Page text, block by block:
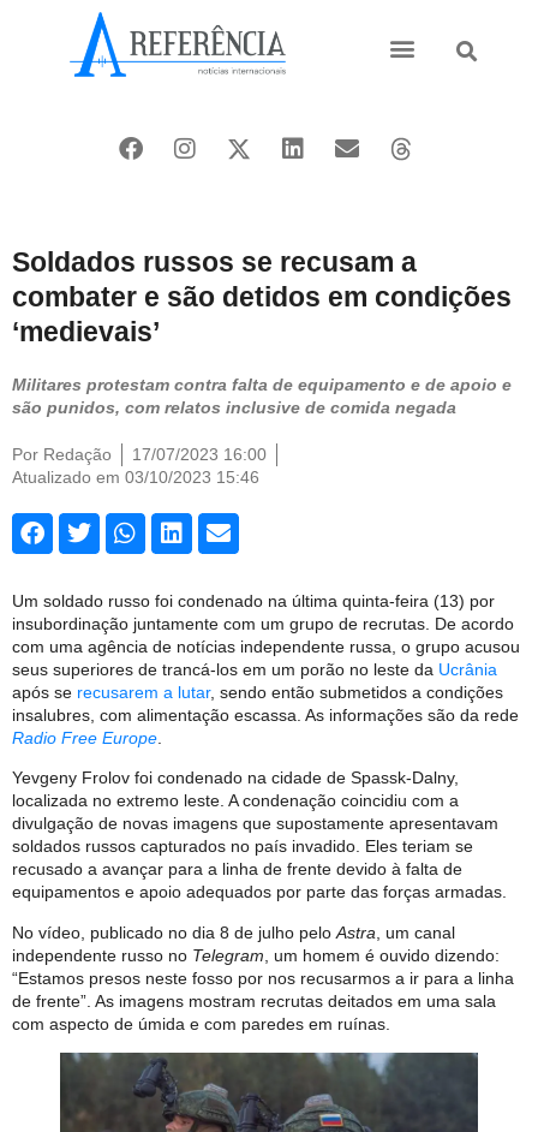
Soldados russos se recusam a
combater e são detidos em condições
‘medievais’
Militares protestam contra falta de equipamento e de apoio e
são punidos, com relatos inclusive de comida negada
Por Redação
17/07/2023 16:00
Atualizado em 03/10/2023 15:46
Um soldado russo foi condenado na última quinta-feira (13) por
insubordinação juntamente com um grupo de recrutas. De acordo
com uma agência de notícias independente russa, o grupo acusou
seus superiores de trancá-los em um porão no leste da Ucrânia
após se recusarem a lutar, sendo então submetidos a condições
insalubres, com alimentação escassa. As informações são da rede
Radio Free Europe
Yevgeny Frolov foi condenado na cidade de Spassk-Dalny,
localizada no extremo leste. A condenação coincidiu com a
divulgação de novas imagens que supostamente apresentavam
soldados russos capturados no país invadido. Eles teriam se
recusado a avançar para a linha de frente devido à falta de
equipamentos e apoio adequados por parte das forças armadas.
No vídeo, publicado no dia 8 de julho pelo Astra , um canal
independente russo no Telegram , um homem é ouvido dizendo:
“Estamos presos neste fosso por nos recusarmos a ir para a linha
de frente”. As imagens mostram recrutas deitados em uma sala
com aspecto de úmida e com paredes em ruínas.